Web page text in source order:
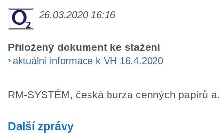
26.03.2020 16:16
Přiložený dokument ke stažení
aktuální informace k VH 16.4.2020
RM-SYSTÉM, česká burza cenných papírů
Další zprávy